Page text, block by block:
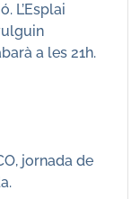
L’Esplai
a les 21h.
jornada de